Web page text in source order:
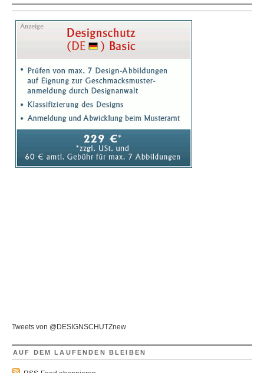
Tweets von @DESIGNSCHUTZnew
AUF DEM LAUFENDEN BLEIBEN